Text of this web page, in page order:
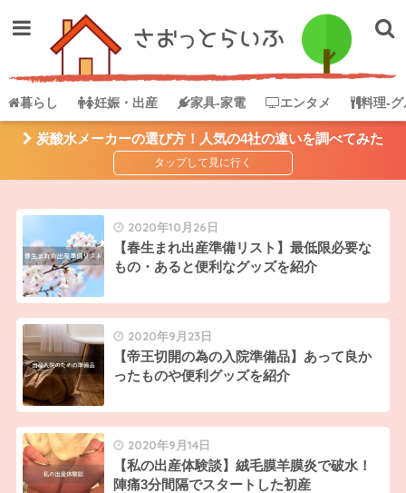
暮らし 妊娠・出産 家具-家電 エンタメ 料理-グ
炭酸水メーカーの選び方！人気の4社の違いを調べてみた
2020年10月26日
【春生まれ出産準備リスト】最低限必要な
もの・あると便利なグッズを紹介
2020年9月23日
【帝王切開の為の入院準備品】あって良か
ったものや便利グッズを紹介
2020年9月14日
【私の出産体験談】絨毛膜羊膜炎で破水！
陣痛3分間隔でスタートした初産